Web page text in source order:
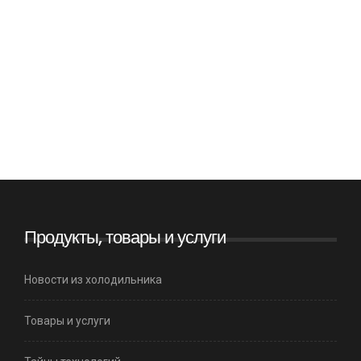
Продукты, товары и услуги
Новости из холодильника
Товары и услуги